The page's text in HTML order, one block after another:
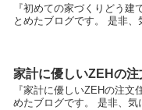
『初めての家づくりどう
とめたブログです。 是非
家計に優しいZEHの注
『家計に優しいZEHの注
めたブログです。 是非、